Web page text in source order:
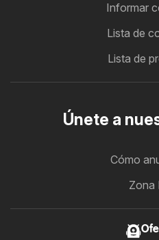
Informar
Lista de
Lista de
Únete a
Cómo
Zona